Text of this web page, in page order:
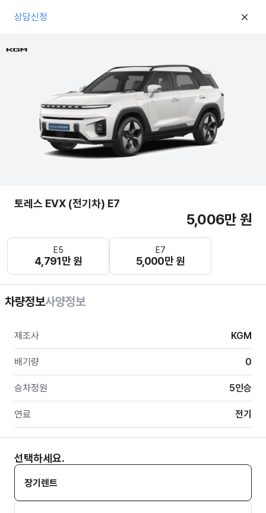
상담신청
토레스 EVX (전기차) E7
5,006만 원
E5
4,791만 원
E7
5,000만 원
차량정보사양정보
제조사 KGM
배기량 0
승차정원 5인승
연료 전기
선택하세요.
장기렌트